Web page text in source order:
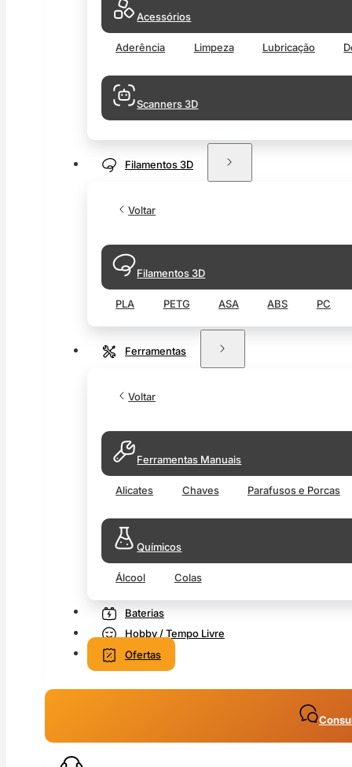
Acessórios
Aderência Limpeza Lubricação
Scanners 3D
Filamentos 3D
Voltar
Filamentos 3D
PLA PETG ASA ABS PC
Ferramentas
Voltar
Ferramentas Manuais
Alicates Chaves Parafusos e Porcas
Químicos
Álcool Colas
Baterias
Hobby / Tempo Livre
Ofertas